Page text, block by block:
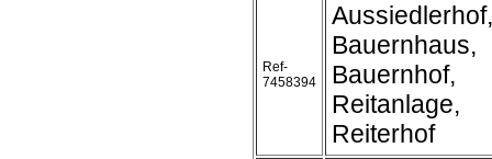
Ref-
7458394
Aussiedlerhof,
Bauernhaus,
Bauernhof,
Reitanlage,
Reiterhof